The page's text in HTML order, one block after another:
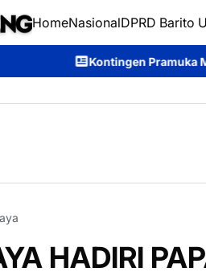
HomeNasionalDPRD Barito
Pramuka Murung Raya Dilepas
HADIRI